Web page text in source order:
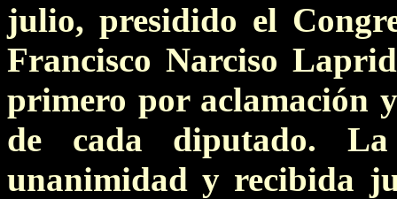
julio, presidido el
Francisco Narciso
primero por aclamación
de cada diputado.
unanimidad y recibida